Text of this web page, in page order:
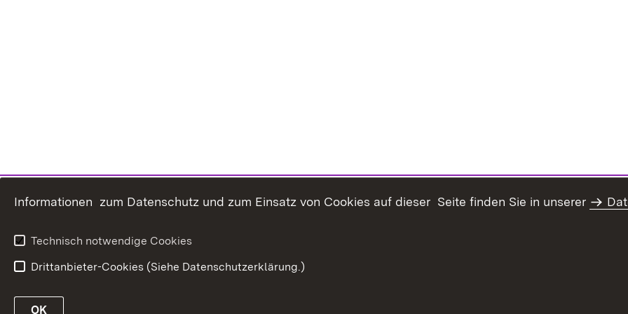
Informationen zum Datenschutz und zum Einsatz von Cookies auf dieser Seite finden Sie in unserer
Technisch notwendige Cookies
Drittanbieter-Cookies (Siehe Datenschutzerklärung.)
OK